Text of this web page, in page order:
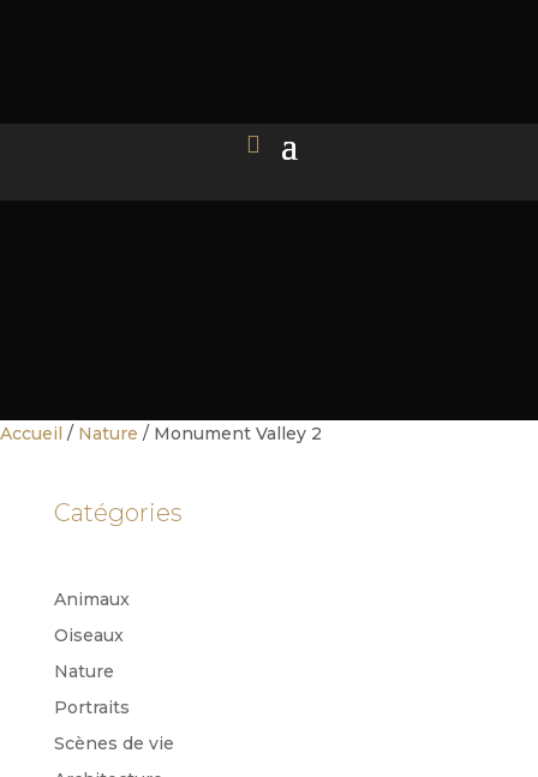
Accueil / Nature / Monument Valley 2
Catégories
Animaux
Oiseaux
Nature
Portraits
Scènes de vie